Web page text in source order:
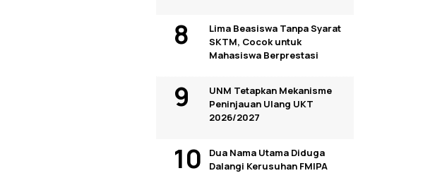
Lima Beasiswa Tanpa Syarat
SKTM, Cocok untuk
Mahasiswa Berprestasi
UNM Tetapkan Mekanisme
Peninjauan Ulang UKT
2026/2027
Dua Nama Utama Diduga
Dalangi Kerusuhan FMIPA